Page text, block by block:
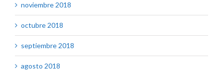
noviembre 2018
octubre 2018
septiembre 2018
agosto 2018